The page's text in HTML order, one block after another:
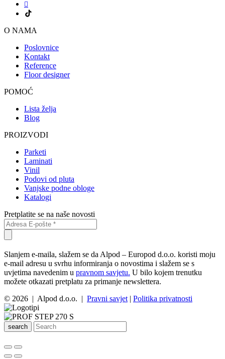
O NAMA
Poslovnice
Kontakt
Reference
Floor designer
POMOĆ
Lista želja
Blog
PROIZVODI
Parketi
Laminati
Vinil
Podovi od pluta
Vanjske podne obloge
Katalogi
Pretplatite se na naše novosti
Slanjem e-maila, slažem se da Alpod – Europod d.o.o. koristi moju
e-mail adresu u svrhu informiranja o novostima i slažem se s
uvjetima navedenim u pravnom savjetu. U bilo kojem trenutku
možete otkazati pretplatu za primanje newslettera.
© 2026 | Alpod d.o.o. | Pravni savjet | Politika privatnosti
search